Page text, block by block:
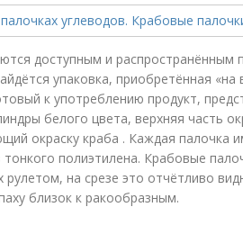
доступным и распространённым
упаковка, приобретённая «на
к употреблению продукт,
белого цвета, верхняя часть
окраску краба . Каждая палочка
полиэтилена. Крабовые
рулетом, на срезе это отчётливо
близок к ракообразным.